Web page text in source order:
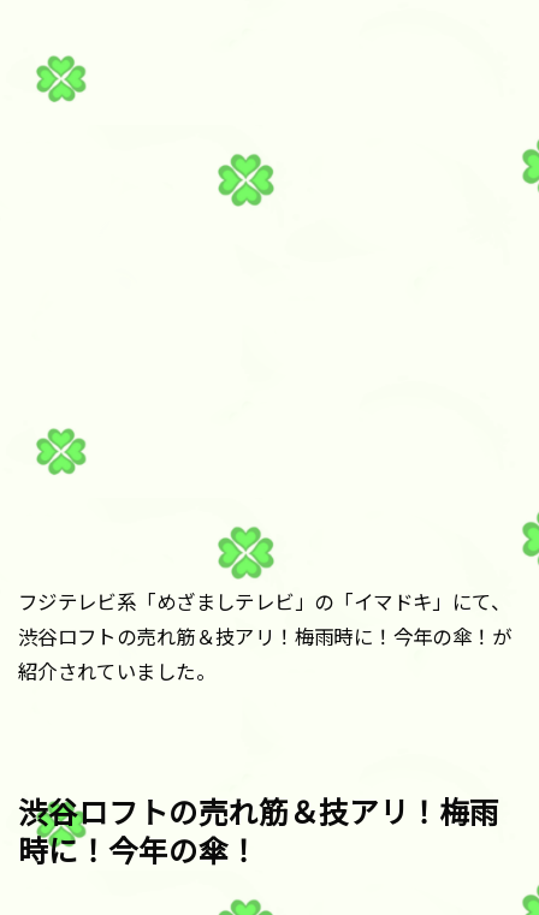
フジテレビ系「めざましテレビ」の「イマドキ」にて、
渋谷ロフトの売れ筋＆技アリ！梅雨時に！今年の傘！が
紹介されていました。
渋谷ロフトの売れ筋＆技アリ！梅雨
時に！今年の傘！